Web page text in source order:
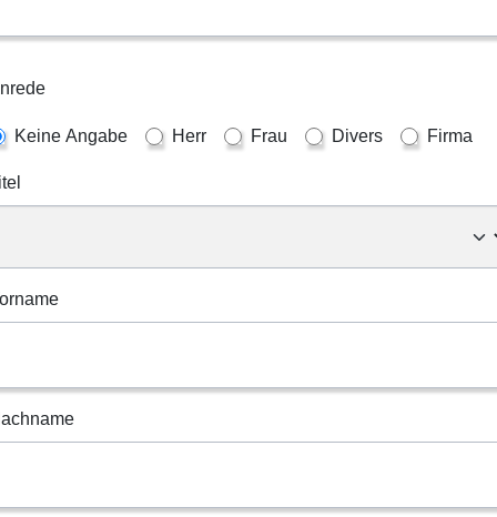
Keine Angabe Herr Frau Divers Firma